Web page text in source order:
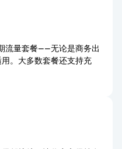
流量套餐——无论是商务出
。大多数套餐还支持充